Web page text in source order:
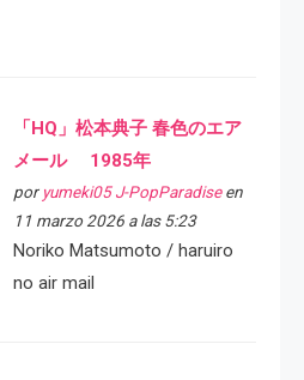
「HQ」松本典子 春色のエア
メール 1985年
por yumeki05 J-PopParadiseen
11 marzo 2026 a las 5:23
Noriko Matsumoto / haruiro
no air mail